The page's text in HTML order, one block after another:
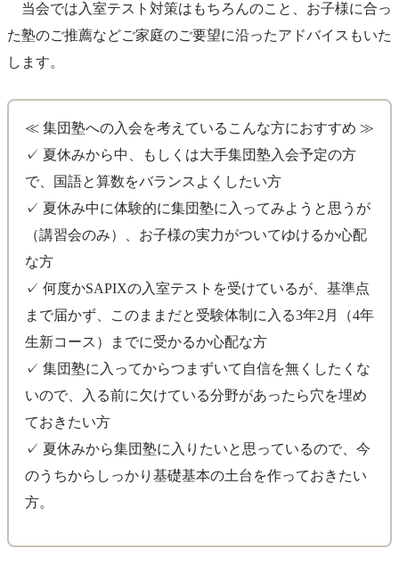
当会では入室テスト対策はもちろんのこと、お子様に合っ
た塾のご推薦などご家庭のご要望に沿ったアドバイスもいた
します。
≪ 集団塾への入会を考えているこんな方におすすめ ≫
✓ 夏休みから中、もしくは大手集団塾入会予定の方
で、国語と算数をバランスよくしたい方
✓ 夏休み中に体験的に集団塾に入ってみようと思うが
（講習会のみ）、お子様の実力がついてゆけるか心配
な方
✓ 何度かSAPIXの入室テストを受けているが、基準点
まで届かず、このままだと受験体制に入る3年2月（4年
生新コース）までに受かるか心配な方
✓ 集団塾に入ってからつまずいて自信を無くしたくな
いので、入る前に欠けている分野があったら穴を埋め
ておきたい方
✓ 夏休みから集団塾に入りたいと思っているので、今
のうちからしっかり基礎基本の土台を作っておきたい
方。